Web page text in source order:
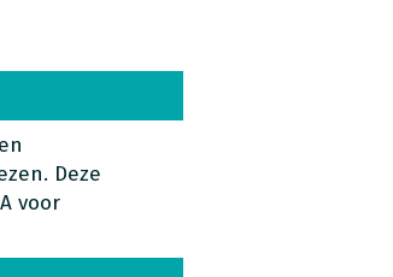
Deze
voor